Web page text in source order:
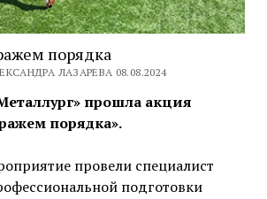
порядка
ЛАЗАРЕВА 08.08.2024
прошла акция
порядка».
провели специалист
подготовки